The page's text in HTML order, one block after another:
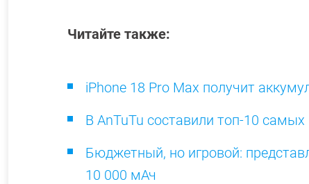
Читайте также:
iPhone 18 Pro Max получит
В AnTuTu составили топ-10
Бюджетный, но игровой:
10 000 мАч